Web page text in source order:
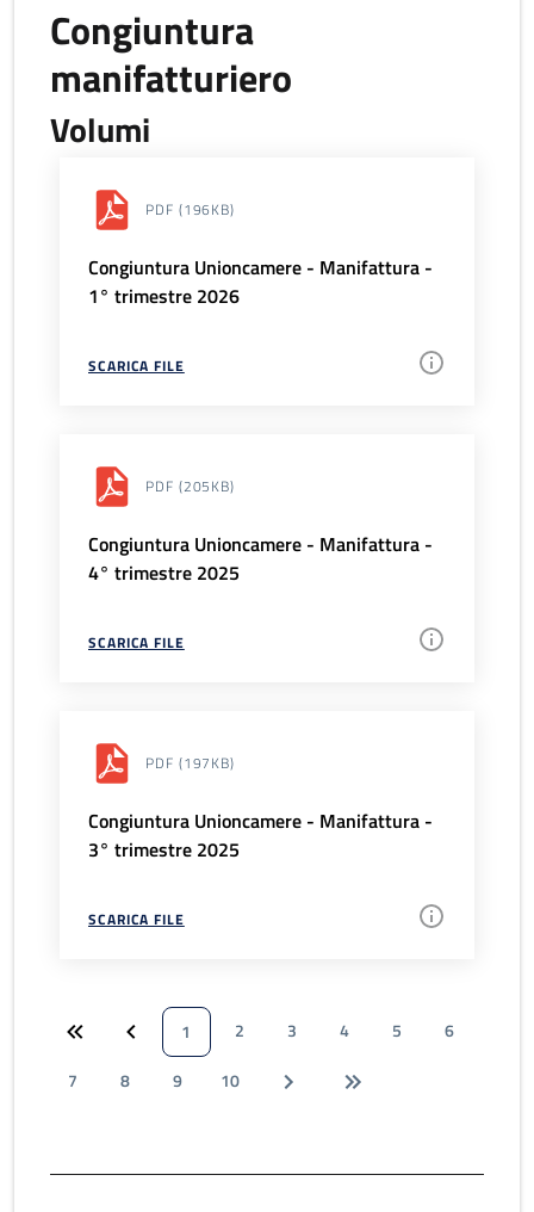
Congiuntura
manifatturiero
Volumi
PDF (196KB)
Congiuntura Unioncamere - Manifattura -
1° trimestre 2026
SCARICA FILE
PDF (205KB)
Congiuntura Unioncamere - Manifattura -
4° trimestre 2025
SCARICA FILE
PDF (197KB)
Congiuntura Unioncamere - Manifattura -
3° trimestre 2025
SCARICA FILE
1 2 3 4 5
6
7
8 9 10